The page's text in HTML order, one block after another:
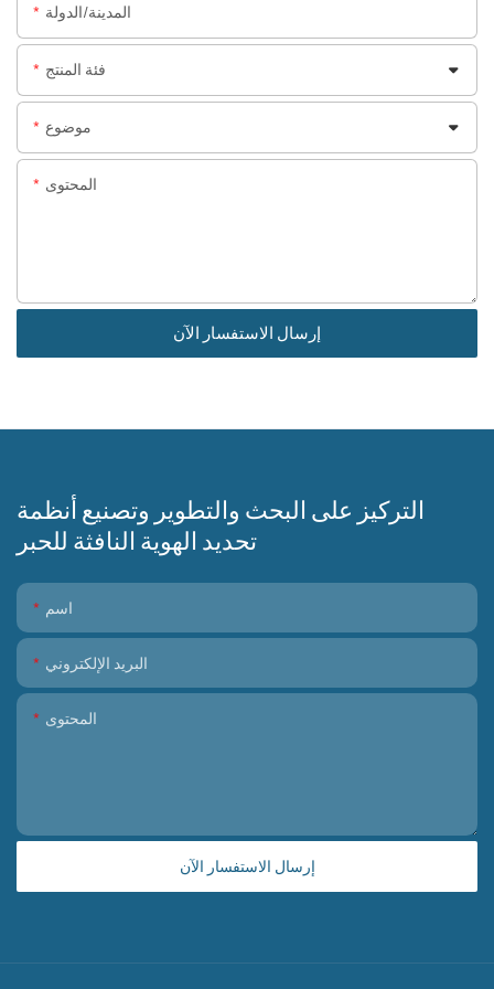
المدينة/الدولة
فئة المنتج
موضوع
المحتوى
إرسال الاستفسار الآن
التركيز على البحث والتطوير وتصنيع أنظمة
تحديد الهوية النافثة للحبر
اسم
البريد الإلكتروني
المحتوى
إرسال الاستفسار الآن